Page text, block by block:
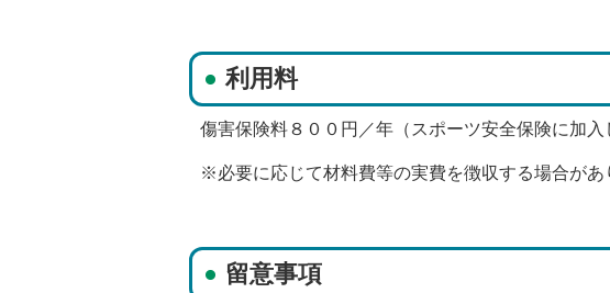
利用料
傷害保険料８００円／年（スポーツ安全保険に加入
※必要に応じて材料費等の実費を徴収する場合があ
留意事項